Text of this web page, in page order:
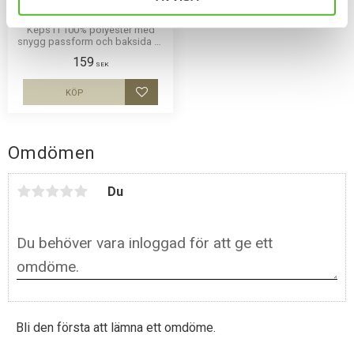
Omdömen
Du
Bli den första att lämna ett omdöme.
Keps i i 100% polyester med
snygg passform och baksida av
Malinois. Luftig och skön keps.
159 SEK
Lägg till i favoriter
KÖP